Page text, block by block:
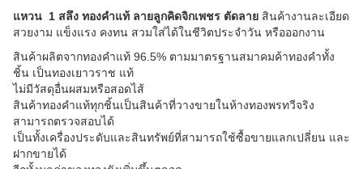
แหวน 1 สลึง ทองคำแท้ ลายลูกคิดจิกเพชร ตัดลาย
สินค้างานละเอียด
สวยงาม แข็งแรง คงทน สวมใส่ได้ในชีวิตประจำวัน หรือออกงาน
สินค้าผลิตจากทองคำแท้ 96.5% ตามมาตรฐานสมาคมค้าทองคำทั้ง
ชิ้น เป็นทองเยาวราช แท้
ไม่มีวัสดุอื่นผสมหรือสอดไส้
สินค้าทองคำแท้ทุกชิ้นเป็นสินค้าที่วางขายในห้างทองพรทวีจริง
สามารถตรวจสอบได้
เป็นทั้งเครื่องประดับและสินทรัพย์ที่สามารถใช้ซื้อขายแลกเปลี่ยน และ
ฝากขายได้
อีกทั้งมูลค่าของทองยังเพิ่มขึ้นตลอด